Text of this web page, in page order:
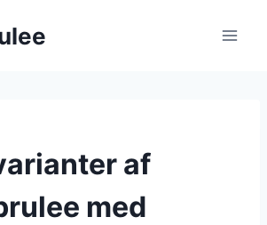
af
med